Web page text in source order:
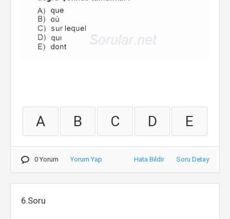
A B C D E
0 Yorum Yorum Yap Hata Bildir Soru Detay
6.Soru